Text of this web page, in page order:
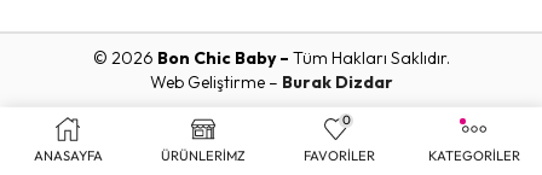
ANASAYFA ÜRÜNLERİMZ
0
FAVORİLER KATEGORİLER
© 2026 Bon Chic Baby – Tüm Hakları Saklıdır.
Web Geliştirme – Burak Dizdar